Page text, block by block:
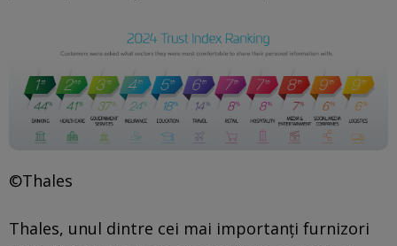
©Thales
Thales, unul dintre cei mai importanți furnizori